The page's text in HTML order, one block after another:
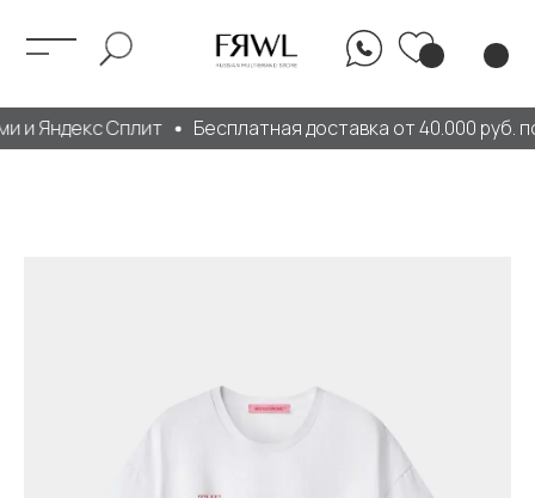
и Яндекс Сплит Бесплатная доставка от 40.000 руб.